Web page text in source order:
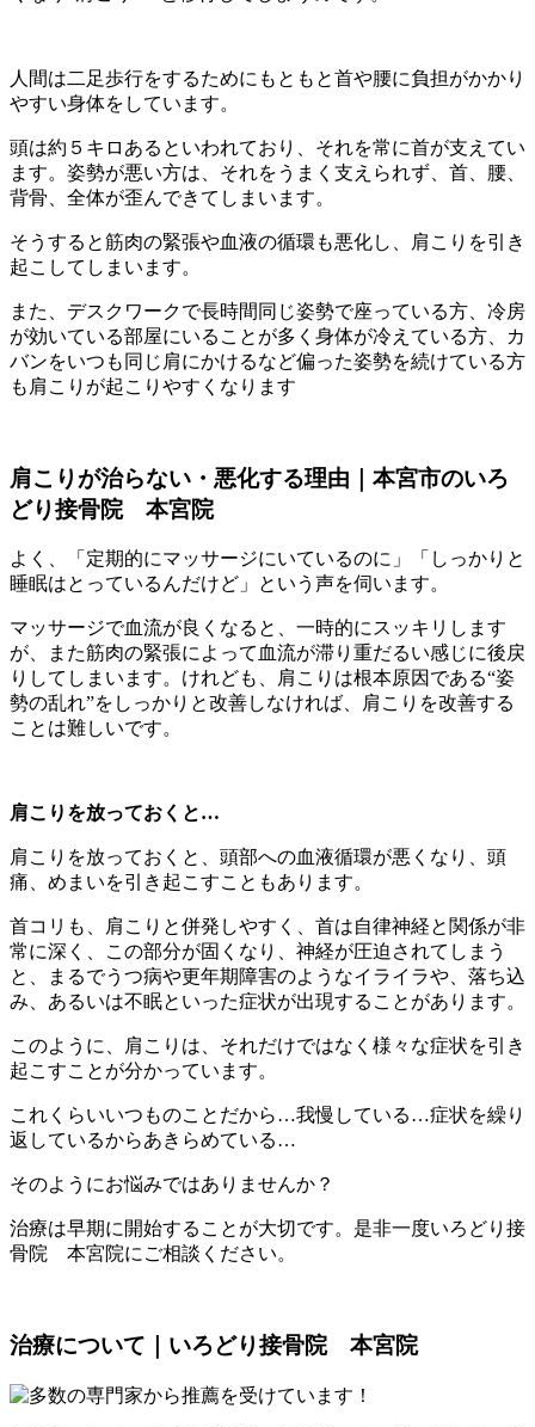
人間は二足歩行をするためにもともと首や腰に負担がかかり
やすい身体をしています。
頭は約５キロあるといわれており、それを常に首が支えてい
ます。姿勢が悪い方は、それをうまく支えられず、首、腰、
背骨、全体が歪んできてしまいます。
そうすると筋肉の緊張や血液の循環も悪化し、肩こりを引き
起こしてしまいます。
また、デスクワークで長時間同じ姿勢で座っている方、冷房
が効いている部屋にいることが多く身体が冷えている方、カ
バンをいつも同じ肩にかけるなど偏った姿勢を続けている方
も肩こりが起こりやすくなります
肩こりが治らない・悪化する理由｜本宮市のいろ
どり接骨院 本宮院
よく、「定期的にマッサージにいているのに」「しっかりと
睡眠はとっているんだけど」という声を伺います。
マッサージで血流が良くなると、一時的にスッキリします
が、また筋肉の緊張によって血流が滞り重だるい感じに後戻
りしてしまいます。けれども、肩こりは根本原因である“姿
勢の乱れ”をしっかりと改善しなければ、肩こりを改善する
ことは難しいです。
肩こりを放っておくと…
肩こりを放っておくと、頭部への血液循環が悪くなり、頭
痛、めまいを引き起こすこともあります。
首コリも、肩こりと併発しやすく、首は自律神経と関係が非
常に深く、この部分が固くなり、神経が圧迫されてしまう
と、まるでうつ病や更年期障害のようなイライラや、落ち込
み、あるいは不眠といった症状が出現することがあります。
このように、肩こりは、それだけではなく様々な症状を引き
起こすことが分かっています。
これくらいいつものことだから…我慢している…症状を繰り
返しているからあきらめている…
そのようにお悩みではありませんか？
治療は早期に開始することが大切です。是非一度いろどり接
骨院 本宮院にご相談ください。
治療について｜いろどり接骨院 本宮院